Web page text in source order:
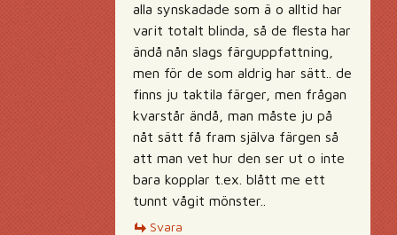
alla synskadade som ä o alltid har
varit totalt blinda, så de flesta har
ändå nån slags färguppfattning,
men för de som aldrig har sätt.. de
finns ju taktila färger, men frågan
kvarstår ändå, man måste ju på
nåt sätt få fram själva färgen så
att man vet hur den ser ut o inte
bara kopplar t.ex. blått me ett
tunnt vågit mönster..
Svara